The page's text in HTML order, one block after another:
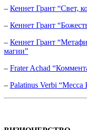
– Кеннет Грант “Свет,
– Кеннет Грант
– Кеннет Грант
магии”
– Frater Achad
– Palatinus Verbi “Месса